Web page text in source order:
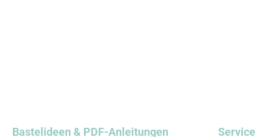
Bastelideen & PDF-Anleitungen Service